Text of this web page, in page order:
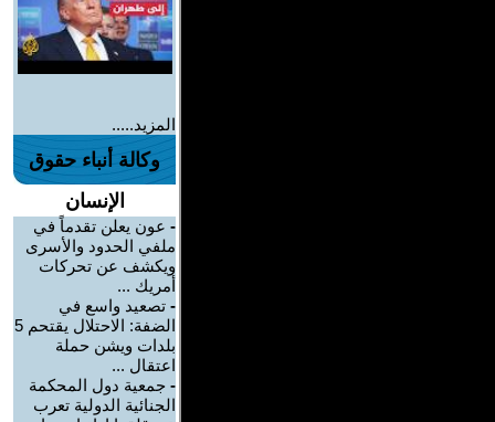
المزيد.....
وكالة أنباء حقوق
الإنسان
- عون يعلن تقدماً في
ملفي الحدود والأسرى
ويكشف عن تحركات
أمريك ...
- تصعيد واسع في
الضفة: الاحتلال يقتحم 5
بلدات ويشن حملة
اعتقال ...
- جمعية دول المحكمة
الجنائية الدولية تعرب